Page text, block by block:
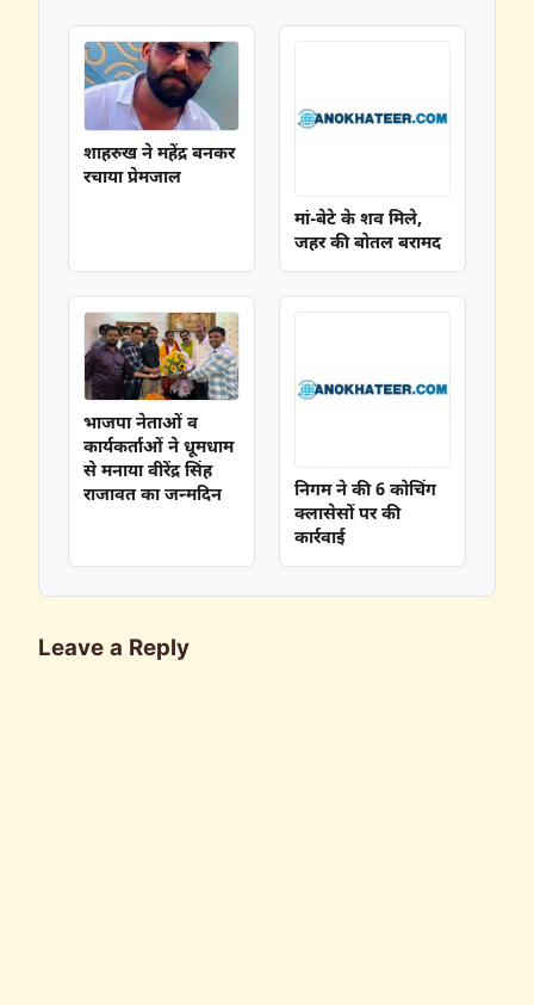
शाहरुख ने महेंद्र बनकर
रचाया प्रेमजाल
मां-बेटे के शव मिले,
जहर की बोतल बरामद
भाजपा नेताओं व
कार्यकर्ताओं ने धूमधाम
से मनाया वीरेंद्र सिंह
राजावत का जन्मदिन
निगम ने की 6 कोचिंग
क्लासेसों पर की
कार्रवाई
Leave a Reply